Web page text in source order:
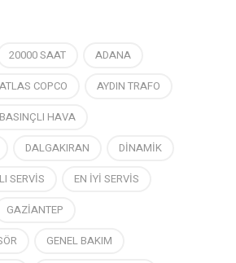
20000 SAAT
ADANA
ATLAS COPCO
AYDIN TRAFO
BASINÇLI HAVA
DALGAKIRAN
DİNAMİK
SERVİS
EN İYİ SERVİS
GAZİANTEP
GENEL BAKIM